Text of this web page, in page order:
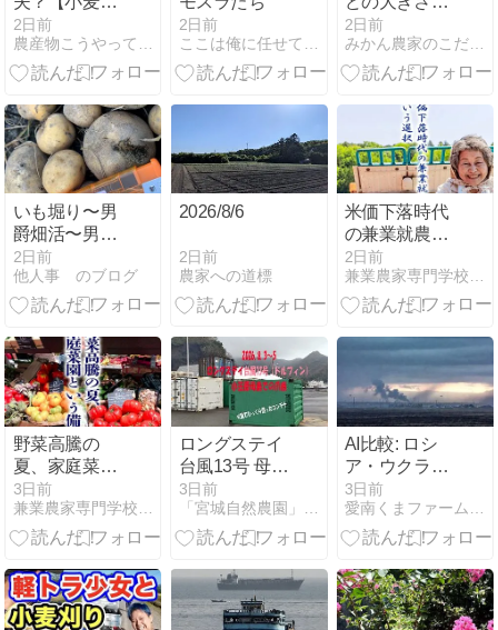
穫終了】2026
年8月4日
2日前
農産物こうやって作ってます
2日前
ここは俺に任せて先に行け
ありました
2日前
みかん農家のこだわりみかん栽培の日々
いも堀り〜男
爵畑活〜男め
しの元
2日前
他人事 のブログ
2026/8/6
2日前
農家への道標
米価下落時代
の兼業就農と
いう選択
2日前
兼業農家専門学校・チバニアン兼業農学校
野菜高騰の
夏、家庭菜園
という備え
3日前
兼業農家専門学校・チバニアン兼業農学校
ロングステイ
台風13号 母島
での爪痕
3日前
「宮城自然農園」ブログ −GIAN&#039;S ORGA…
AI比較: ロシ
ア・ウクライ
ナ紛争
20260805 -
Grok-
3日前
愛南くまファームのブログ